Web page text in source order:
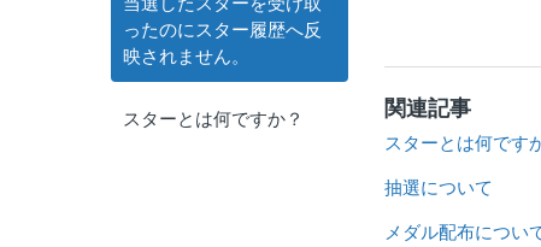
ったのにスター履歴へ反
映されません。
スターとは何ですか？ 関連記事
スターとは何です
抽選について
メダル配布につい